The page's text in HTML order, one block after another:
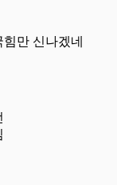
만 신나겠네